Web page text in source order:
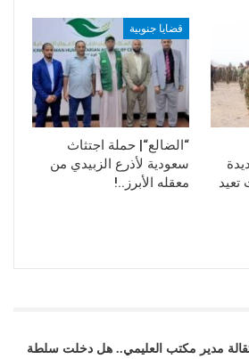
تعيد
قضايا جنوبية
“الضالع“| حملة اجتثاث
سعودية لأذرع الزبيدي من
معقله الأبرز..!
مدير مكتب العليمي.. هل دخلت سلطة